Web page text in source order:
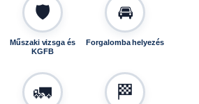
🛡️
Műszaki vizsga és
KGFB
🚘
Forgalomba helyezés
🚛 🏁